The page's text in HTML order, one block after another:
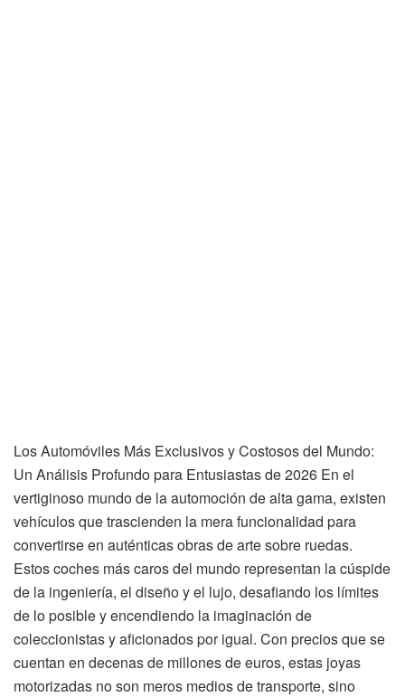
Los Automóviles Más Exclusivos y Costosos del Mundo:
Un Análisis Profundo para Entusiastas de 2026 En el
vertiginoso mundo de la automoción de alta gama, existen
vehículos que trascienden la mera funcionalidad para
convertirse en auténticas obras de arte sobre ruedas.
Estos coches más caros del mundo representan la cúspide
de la ingeniería, el diseño y el lujo, desafiando los límites
de lo posible y encendiendo la imaginación de
coleccionistas y aficionados por igual. Con precios que se
cuentan en decenas de millones de euros, estas joyas
motorizadas no son meros medios de transporte, sino